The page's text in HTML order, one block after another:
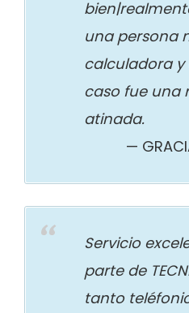
una persona
calculadora y
caso fue una
atinada.
Servicio
parte de
tanto